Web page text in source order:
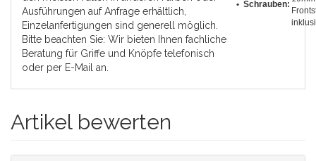
Ausführungen auf Anfrage erhältlich,
Einzelanfertigungen sind generell möglich.
Bitte beachten Sie: Wir bieten Ihnen fachliche
Beratung für Griffe und Knöpfe telefonisch
oder per E-Mail an.
• Schrauben:
Artikel bewerten